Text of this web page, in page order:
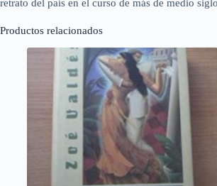
retrato del país en el curso de más de medio
Productos relacionados